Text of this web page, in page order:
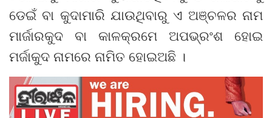
ଡେଇଁ ବା କୁଦାମାରି ଯାଉଥିବାରୁ ଏ ଅଞ୍ଚଳର ନାମ
ମାର୍ଜାରକୁଦ ବା କାଳକ୍ରମେ ଅପଭ୍ରଂଶ ହୋଇ
ମର୍ଜାକୁଦ ନାମରେ ନାମିତ ହୋଇଅଛି ।